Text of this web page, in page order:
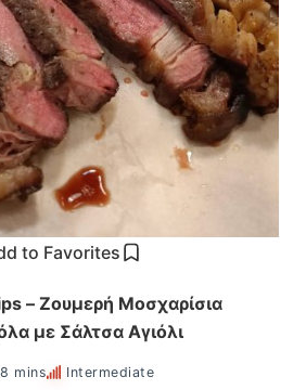
to Favorites
– Ζουμερή Μοσχαρίσια
με Σάλτσα Αγιόλι
mins Intermediate